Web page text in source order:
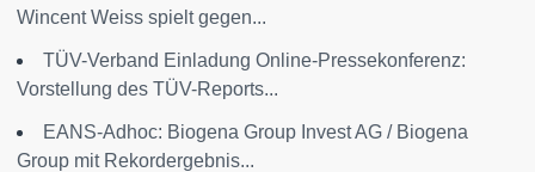
Wincent Weiss spielt gegen...
TÜV-Verband Einladung Online-Pressekonferenz:
Vorstellung des TÜV-Reports...
EANS-Adhoc: Biogena Group Invest AG / Biogena
Group mit Rekordergebnis...